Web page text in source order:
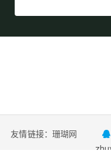
友情链接： 珊瑚网